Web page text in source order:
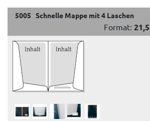
5005 Schnelle Mappe mit 4 Laschen
Format: